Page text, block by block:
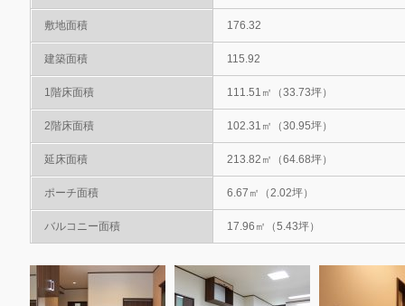
敷地面積 176.32
建築面積 115.92
1階床面積 111.51㎡（33.73坪）
2階床面積 102.31㎡（30.95坪）
延床面積 213.82㎡（64.68坪）
ポーチ面積 6.67㎡（2.02坪）
バルコニー面積 17.96㎡（5.43坪）